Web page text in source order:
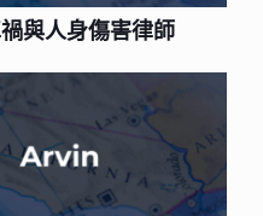
與人身傷害律師